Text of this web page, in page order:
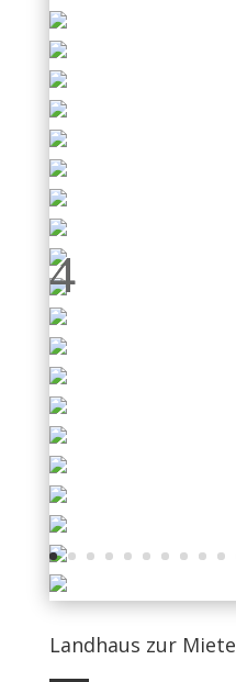
Landhaus zur Miete